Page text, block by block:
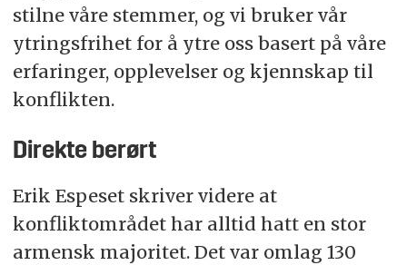
stilne våre stemmer, og vi bruker vår
ytringsfrihet for å ytre oss basert på våre
erfaringer, opplevelser og kjennskap til
konflikten.
Direkte berørt
Erik Espeset skriver videre at
konfliktområdet har alltid hatt en stor
armensk majoritet. Det var omlag 130